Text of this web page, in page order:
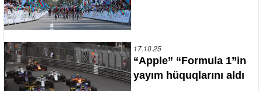
17.10.25
“Apple” “Formula 1”in
yayım hüquqlarını aldı